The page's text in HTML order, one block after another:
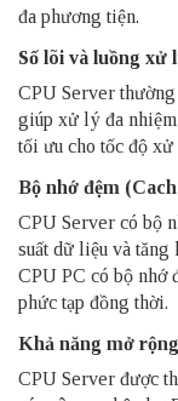
đa phương tiện.
Số lõi và luồng xử
CPU Server
giúp xử lý đa
tối ưu cho tốc độ xử
Bộ nhớ đệm
CPU Server có bộ
suất dữ liệu và
CPU PC có bộ nhớ
phức tạp đồng thời.
Khả năng mở
CPU Server được